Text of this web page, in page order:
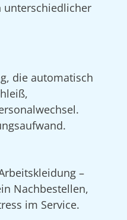
unterschiedlicher
die automatisch
–
Nachbestellen,
im Service.